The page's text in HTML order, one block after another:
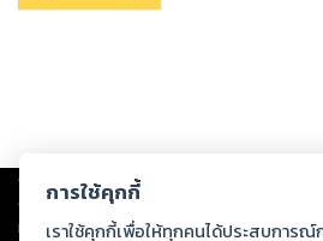
Copyright © 2026
ต่อผลงานหรือเนื้อหาใดที่อัปโหลดผ่านเว็บไซต์แล
ทรัพย์สินทางปัญญาของบุคคลอื่นหรือขัดต่อกฎห
การใช้คุกกี้
เราใช้คุกกี้เพื่อให้ทุกคนได้ประสบการณ์